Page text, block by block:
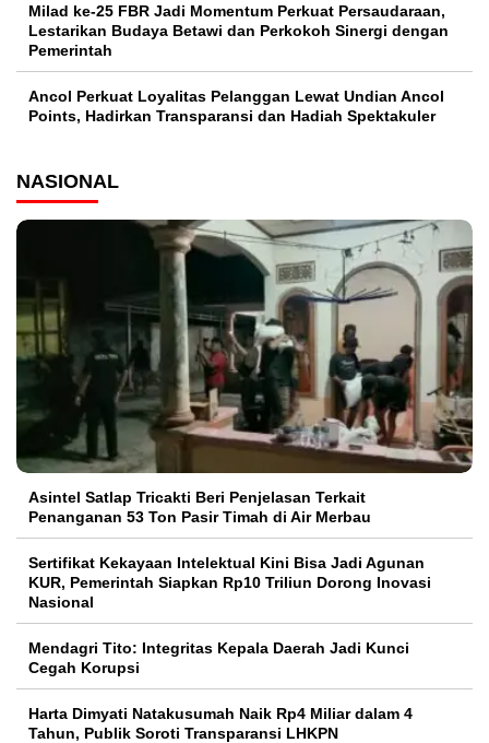
Milad ke-25 FBR Jadi Momentum Perkuat Persaudaraan,
Lestarikan Budaya Betawi dan Perkokoh Sinergi dengan
Pemerintah
Ancol Perkuat Loyalitas Pelanggan Lewat Undian Ancol
Points, Hadirkan Transparansi dan Hadiah Spektakuler
NASIONAL
Asintel Satlap Tricakti Beri Penjelasan Terkait
Penanganan 53 Ton Pasir Timah di Air Merbau
Sertifikat Kekayaan Intelektual Kini Bisa Jadi Agunan
KUR, Pemerintah Siapkan Rp10 Triliun Dorong Inovasi
Nasional
Mendagri Tito: Integritas Kepala Daerah Jadi Kunci
Cegah Korupsi
Harta Dimyati Natakusumah Naik Rp4 Miliar dalam 4
Tahun, Publik Soroti Transparansi LHKPN